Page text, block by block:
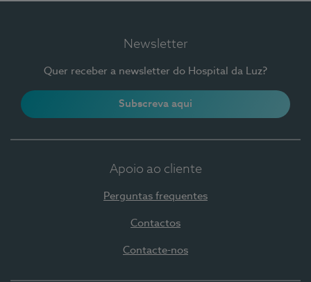
Newsletter
Quer receber a newsletter do Hospital da Luz?
Subscreva aqui
Apoio ao cliente
Perguntas frequentes
Contactos
Contacte-nos